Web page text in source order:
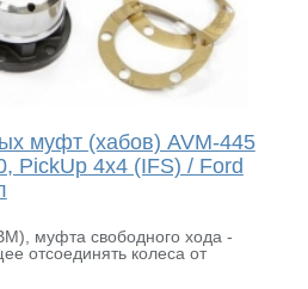
муфт (хабов) AVM-445
PickUp 4x4 (IFS) / Ford
муфта свободного хода -
отсоединять колеса от